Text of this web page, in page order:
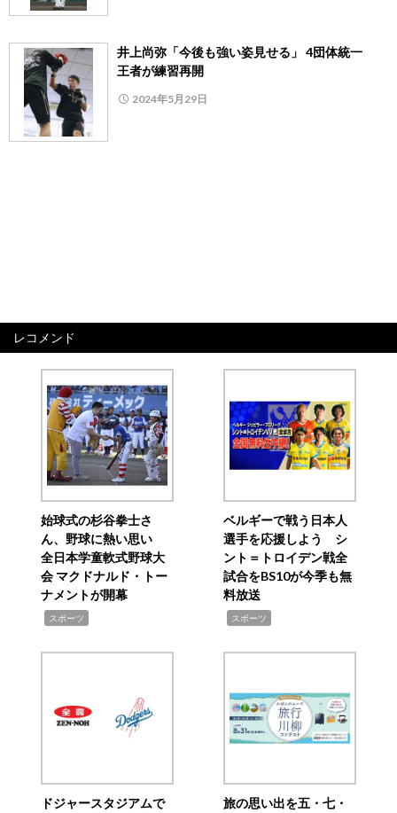
井上尚弥「今後も強い姿見せる」 4団体統一
王者が練習再開
2024年5月29日
レコメンド
始球式の杉谷拳士さ
ん、野球に熱い思い
全日本学童軟式野球大
会 マクドナルド・トー
ナメントが開幕
スポーツ
ベルギーで戦う日本人
選手を応援しよう シ
ント＝トロイデン戦全
試合をBS10が今季も無
料放送
スポーツ
ドジャースタジアムで
旅の思い出を五・七・